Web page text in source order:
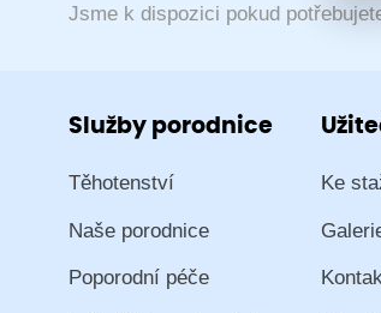
Jsme k dispozici pokud
Služby porodnice
Těhotenství
Naše porodnice
Poporodní péče
Ke